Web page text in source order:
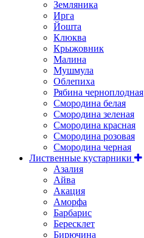
Земляника
Ирга
Йошта
Клюква
Крыжовник
Малина
Мушмула
Облепиха
Рябина черноплодная
Смородина белая
Смородина зеленая
Смородина красная
Смородина розовая
Смородина черная
Лиственные кустарники
Азалия
Айва
Акация
Аморфа
Барбарис
Бересклет
Бирючина